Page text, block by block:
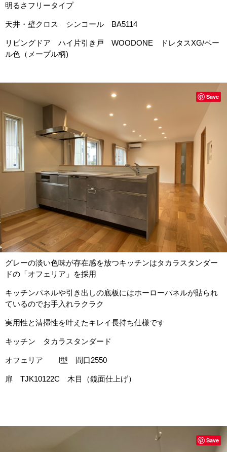
明るさフリータイプ
天井・壁クロス シンコール BA5114
リビングドア ハイ片引き戸 WOODONE ドレタスXG/ペー
ル色（メープル柄)
グレーの淡い色味が存在感を放つキッチンはタカラスタンダー
ドの「オフェリア」を採用
キッチンパネルや引き出しの底板にはホーローパネルが貼られ
ているのでお手入れラクラク
実用性と清掃性を叶えたキレイ長持ち仕様です
キッチン タカラスタンダード
オフェリア I型 間口2550
扉 TJK10122C 木目（鏡面仕上げ）
Save
Save